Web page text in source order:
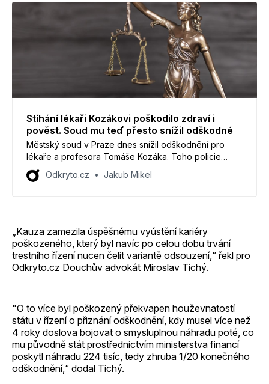
Stíhání lékaři Kozákovi poškodilo zdraví i
pověst. Soud mu teď přesto snížil odškodné
Městský soud v Praze dnes snížil odškodnění pro
lékaře a profesora Tomáše Kozáka. Toho policie
nezákonně stíhala v takzvané kauze Chambon spolu s
podnikatelem Romanem Janouškem. Oproti 700
Odkryto.cz Jakub Mikel
„Kauza zamezila úspěšnému vyústění kariéry
poškozeného, který byl navíc po celou dobu trvání
trestního řízení nucen čelit variantě odsouzení,“ řekl pro
Odkryto.cz Douchův advokát Miroslav Tichý.
"O to více byl poškozený překvapen houževnatostí
státu v řízení o přiznání odškodnění, kdy musel více než
4 roky doslova bojovat o smysluplnou náhradu poté, co
mu původně stát prostřednictvím ministerstva financí
poskytl náhradu 224 tisíc, tedy zhruba 1/20 konečného
odškodnění,“ dodal Tichý.